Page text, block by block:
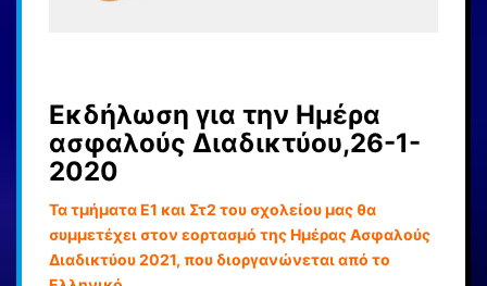
Εκδήλωση για την Ημέρα
ασφαλούς Διαδικτύου,26-1-
2020
Τα τμήματα Ε1 και Στ2 του σχολείου μας θα
συμμετέχει στον εορτασμό της Ημέρας Ασφαλούς
Διαδικτύου 2021, που διοργανώνεται από το